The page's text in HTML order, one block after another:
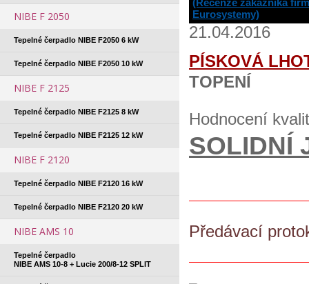
NIBE F 2050
Tepelné čerpadlo NIBE F2050 6 kW
Tepelné čerpadlo NIBE F2050 10 kW
NIBE F 2125
Tepelné čerpadlo NIBE F2125 8 kW
Tepelné čerpadlo NIBE F2125 12 kW
NIBE F 2120
Tepelné čerpadlo NIBE F2120 16 kW
Tepelné čerpadlo NIBE F2120 20 kW
NIBE AMS 10
Tepelné čerpadlo
NIBE AMS 10-8 + Lucie 200/8-12 SPLIT
(Recenze zákazníka
Eurosystemy)
21.04.2016
PÍSKOVÁ
TOPENÍ
Hodnocení
SOLIDNÍ
Předávací